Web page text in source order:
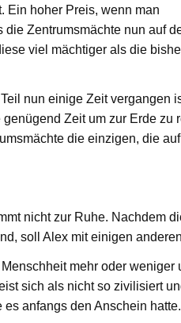
Ein hoher Preis, wenn man
die Zentrumsmächte nun auf
viel mächtiger als die
nun einige Zeit vergangen
Zeit um zur Erde zu
die einzigen, die
nicht zur Ruhe. Nachdem
soll Alex mit einigen
mehr oder weniger
sich als nicht so zivilisiert
es anfangs den Anschein hatte.